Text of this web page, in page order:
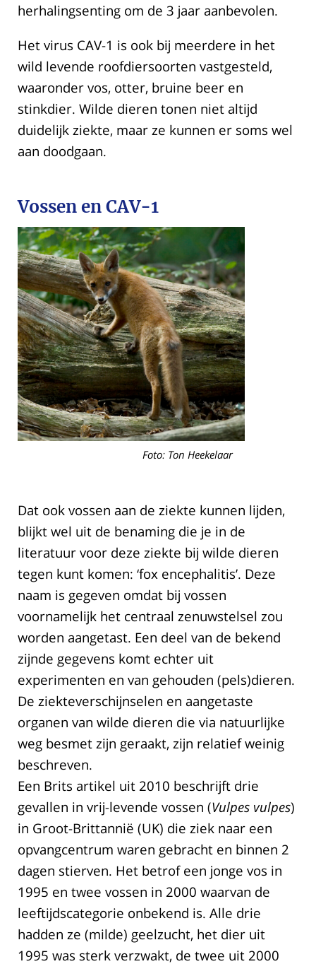
herhalingsenting om de 3 jaar aanbevolen.
Het virus CAV-1 is ook bij meerdere in het
wild levende roofdiersoorten vastgesteld,
waaronder vos, otter, bruine beer en
stinkdier. Wilde dieren tonen niet altijd
duidelijk ziekte, maar ze kunnen er soms wel
aan doodgaan.
Vossen en CAV-1
Foto: Ton Heekelaar
Dat ook vossen aan de ziekte kunnen lijden,
blijkt wel uit de benaming die je in de
literatuur voor deze ziekte bij wilde dieren
tegen kunt komen: ‘fox encephalitis’. Deze
naam is gegeven omdat bij vossen
voornamelijk het centraal zenuwstelsel zou
worden aangetast. Een deel van de bekend
zijnde gegevens komt echter uit
experimenten en van gehouden (pels)dieren.
De ziekteverschijnselen en aangetaste
organen van wilde dieren die via natuurlijke
weg besmet zijn geraakt, zijn relatief weinig
beschreven.
Een Brits artikel uit 2010 beschrijft drie
gevallen in vrij-levende vossen (Vulpes vulpes)
in Groot-Brittannië (UK) die ziek naar een
opvangcentrum waren gebracht en binnen 2
dagen stierven. Het betrof een jonge vos in
1995 en twee vossen in 2000 waarvan de
leeftijdscategorie onbekend is. Alle drie
hadden ze (milde) geelzucht, het dier uit
1995 was sterk verzwakt, de twee uit 2000